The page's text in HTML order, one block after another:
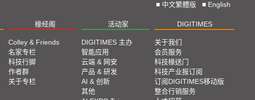
■ 中文繁體版 ■ English
椽经阁 活动家 DIGITIMES
Colley & Friends
名家专栏
科技行脚
作者群
关于专栏
DIGITIMES 主办
智能应用
云端 & 网安
产品 & 研发
AI & 创新
其他
关于我们
会员服务
科技椽送门
科技产业报订阅
订阅DIGITIMES移动版
整合行销服务